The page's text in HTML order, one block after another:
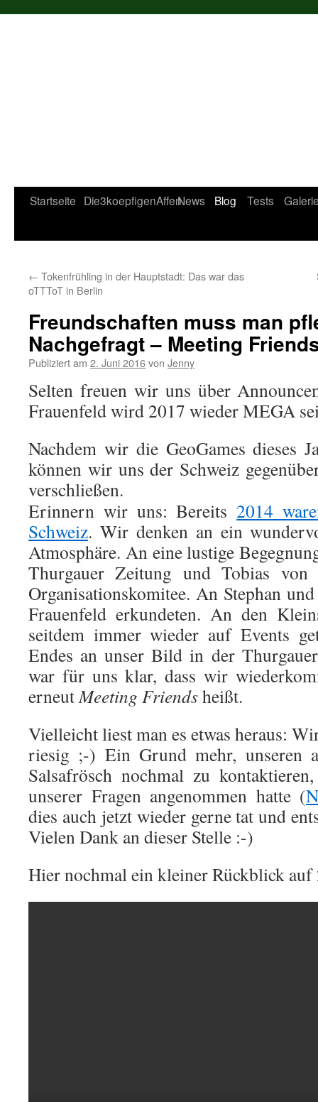
Startseite Die3koepfigenAffenNews Blog Tests
← Tokenfrühling in der Hauptstadt: Das war das
oTTToT in Berlin
Freundschaften muss man
Nachgefragt – Meeting
Publiziert am 2. Juni 2016von Jenny
Selten freuen wir uns über
Frauenfeld wird 2017 wieder MEGA
Nachdem wir die GeoGames dieses
können wir uns der Schweiz
verschließen.
Erinnern wir uns: Bereits2014
Schweiz. Wir denken an ein
Atmosphäre. An eine lustige
Thurgauer Zeitung und Tobias von
Organisationskomitee. An Stephan
Frauenfeld erkundeten. An den
seitdem immer wieder auf Events
Endes an unser Bild in der
war für uns klar, dass wir
erneutMeeting Friendsheißt.
Vielleicht liest man es etwas heraus:
riesig ;-) Ein Grund mehr, unseren
Salsafrösch nochmal zu
unserer Fragen angenommen hatte (
dies auch jetzt wieder gerne tat und
Vielen Dank an dieser Stelle :-)
Hier nochmal ein kleiner Rückblick auf